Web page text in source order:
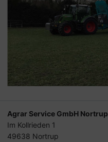
Agrar Service GmbH Nortrup
Im Kollrieden 1
49638 Nortrup